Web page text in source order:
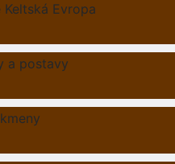
Evropa
a postavy